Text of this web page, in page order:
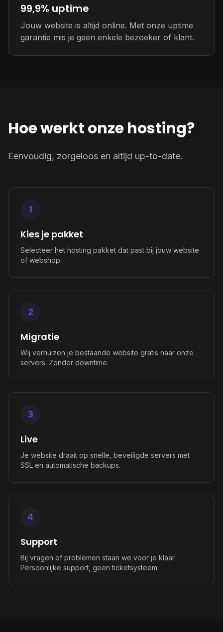
99,9% uptime
Jouw website is altijd online. Met onze uptime
garantie mis je geen enkele bezoeker of klant.
Hoe werkt onze hosting?
Eenvoudig, zorgeloos en altijd up-to-date.
1
Kies je pakket
Selecteer het hosting pakket dat past bij jouw website
of webshop.
2
Migratie
Wij verhuizen je bestaande website gratis naar onze
servers. Zonder downtime.
3
Live
Je website draait op snelle, beveiligde servers met
SSL en automatische backups.
4
Support
Bij vragen of problemen staan we voor je klaar.
Persoonlijke support, geen ticketsysteem.